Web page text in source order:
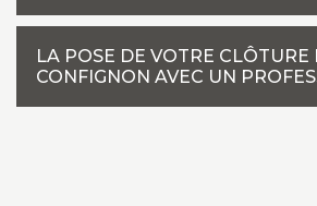
LA POSE DE VOTRE CLÔTURE
CONFIGNON AVEC UN